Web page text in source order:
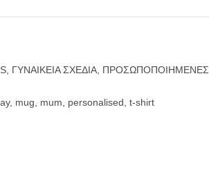
, ΓΥΝΑΙΚΕΙΑ ΣΧΕΔΙΑ, ΠΡΟΣΩΠΟΠΟΙΗΜΕΝΕΣ
, mug, mum, personalised, t-shirt